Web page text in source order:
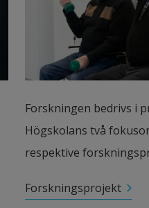
Forskningen bedrivs i
Högskolans två
respektive
Forskningsprojekt